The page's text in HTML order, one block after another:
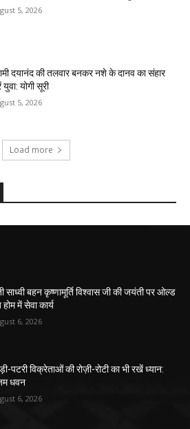
5, 2026
दयानंद की तलवार बनकर नशे के दानव का संहार
योगी सूरी
5, 2026
Load more
साध्वी बहन कृष्णामूर्ति विश्वास जी की जयंती पर ओल्ड
में सेवा कार्य
6, 2026
पटरी विक्रेताओं की रोज़ी-रोटी का भी रखें ध्यान:
धवन
6, 2026